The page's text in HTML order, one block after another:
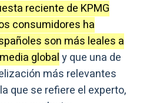
reciente de KPMG
consumidores ha
son más leales a
globaly que una de
más relevantes
que se refiere el experto,